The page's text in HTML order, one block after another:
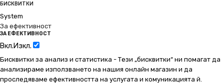
БИСКВИТКИ
System
За ефективност
ЗА ЕФЕКТИВНОСТ
Вкл.Изкл.
Бисквитки за анализ и статистика - Тези „бисквитки“ ни помагат да
анализираме използването на нашия онлайн магазин и да
проследяваме ефективността на услугата и комуникацията й.